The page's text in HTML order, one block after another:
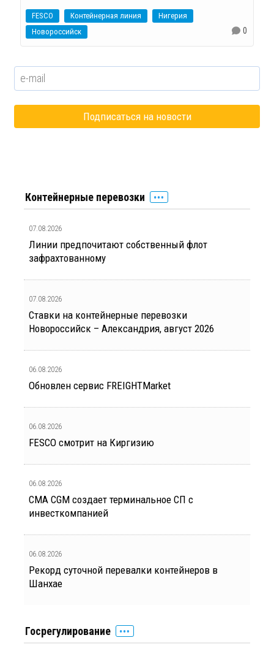
FESCO Контейнерная линия
Нигерия
Новороссийск
0
Контейнерные перевозки
07.08.2026
Линии предпочитают собственный флот
зафрахтованному
07.08.2026
Ставки на контейнерные перевозки
Новороссийск – Александрия, август 2026
06.08.2026
Обновлен сервис FREIGHTMarket
06.08.2026
FESCO смотрит на Киргизию
06.08.2026
CMA CGM создает терминальное СП с
инвесткомпанией
06.08.2026
Рекорд суточной перевалки контейнеров в
Шанхае
Госрегулирование